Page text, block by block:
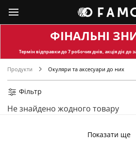
ФІНАЛЬНІ
Термін відправкидо 7 робочих днів, акція діє до
Продукти Окуляри та аксесуари до них
Фільтр
Не знайдено жодного товару
Показати ще